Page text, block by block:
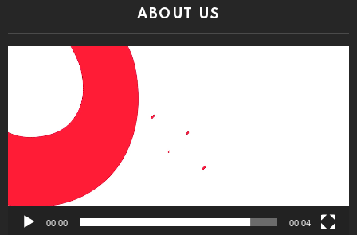
ABOUT US
00:00 00:04